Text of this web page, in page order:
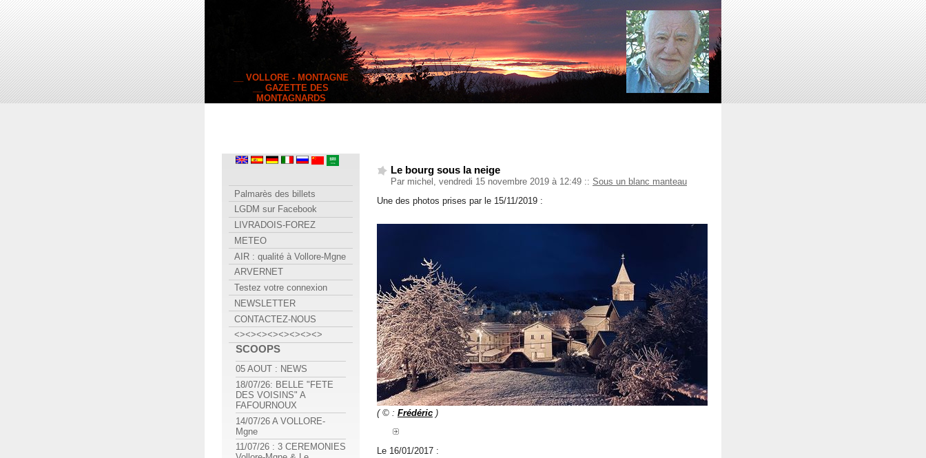
__ VOLLORE - MONTAGNE
__ GAZETTE DES
MONTAGNARDS
Le bourg sous la neige
Par michel, vendredi 15 novembre 2019 à 12:49 :: Sous un blanc manteau
Une des photos prises par le 15/11/2019 :
( © : Frédéric )
Le 16/01/2017 :
Palmarès des billets
LGDM sur Facebook
LIVRADOIS-FOREZ
METEO
AIR : qualité à Vollore-Mgne
ARVERNET
Testez votre connexion
NEWSLETTER
CONTACTEZ-NOUS
<><><><><><><><>
SCOOPS
05 AOUT : NEWS
18/07/26: BELLE "FETE
DES VOISINS" A
FAFOURNOUX
14/07/26 A VOLLORE-
Mgne
11/07/26 : 3 CEREMONIES